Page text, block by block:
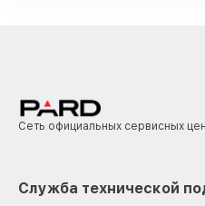
Сеть официальных сервисных
Служба технической